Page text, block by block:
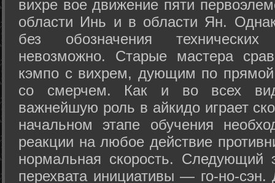
вихре вое движение пяти
области Инь и в области Ян.
без обозначения
невозможно. Старые мастера
кэмпо с вихрем, дующим по
со смерчем. Как и во всех
важнейшую роль в айкидо играет
начальном этапе обучения
реакции на любое действие
нормальная скорость.
перехвата инициативы — го-но-